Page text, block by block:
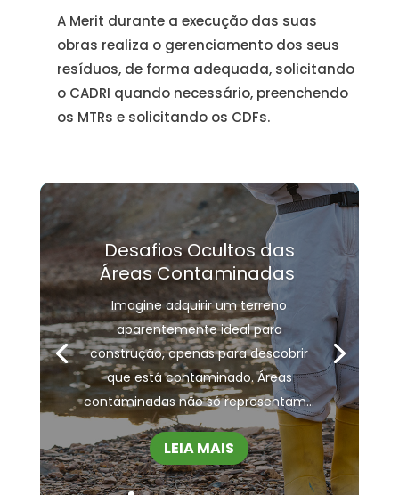
A Merit durante a execução das suas
obras realiza o gerenciamento dos seus
resíduos, de forma adequada, solicitando
o CADRI quando necessário, preenchendo
os MTRs e solicitando os CDFs.
Desafios Ocultos das
Áreas Contaminadas
Imagine adquirir um terreno
aparentemente ideal para
construção, apenas para descobrir
que está contaminado. Áreas
contaminadas não só representam...
LEIA MAIS